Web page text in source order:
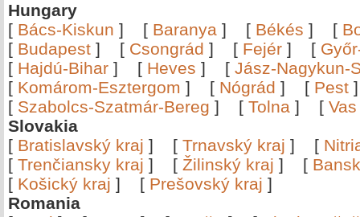
Hungary
[ Bács-Kiskun ] [ Baranya ] [ Békés ] [
[ Budapest ] [ Csongrád ] [ Fejér ] [
[ Hajdú-Bihar ] [ Heves ] [ Jász-Nagykun-
[ Komárom-Esztergom ] [ Nógrád ] [ Pest
[ Szabolcs-Szatmár-Bereg ] [ Tolna ] [ Vas
Slovakia
[ Bratislavský kraj ] [ Trnavský kraj ] [
[ Trenčiansky kraj ] [ Žilinský kraj ] [
[ Košický kraj ] [ Prešovský kraj ]
Romania